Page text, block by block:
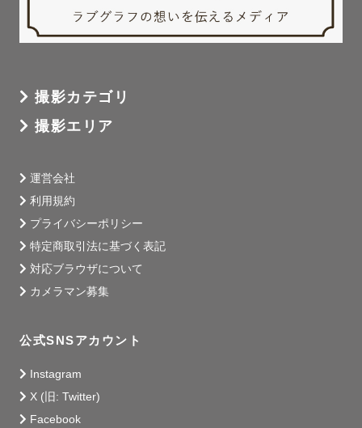
撮影カテゴリ
撮影エリア
運営会社
利用規約
プライバシーポリシー
特定商取引法に基づく表記
対応ブラウザについて
カメラマン募集
公式SNSアカウント
Instagram
X (旧: Twitter)
Facebook